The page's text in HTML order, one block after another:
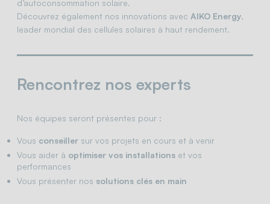
d’autoconsommation solaire.
Découvrez également nos innovations avec AIKO Energy,
leader mondial des cellules solaires à haut rendement.
Rencontrez nos experts
Nos équipes seront présentes pour :
Vous conseiller sur vos projets en cours et à venir
Vous aider à optimiser vos installations et vos
performances
Vous présenter nos solutions clés en main